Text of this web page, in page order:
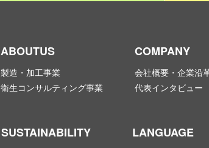
ABOUTUS
製造・加工事業
衛生コンサルティング事業
COMPANY
会社概要・企業沿
代表インタビュー
SUSTAINABILITY LANGUAGE